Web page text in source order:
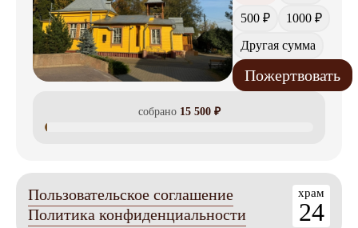
500 ₽
1000 ₽
Другая сумма
Пожертвовать
собрано 15 500 ₽
Пользовательское соглашение
Политика конфиденциальности
храм
24